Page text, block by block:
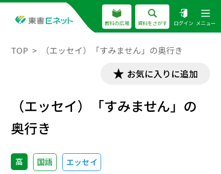
教科の広場 資料をさがす ログイン メニュー
TOP （エッセイ）「すみません」の奥行き
お気に入りに追加
（エッセイ）「すみません」の
奥行き
高 国語 エッセイ